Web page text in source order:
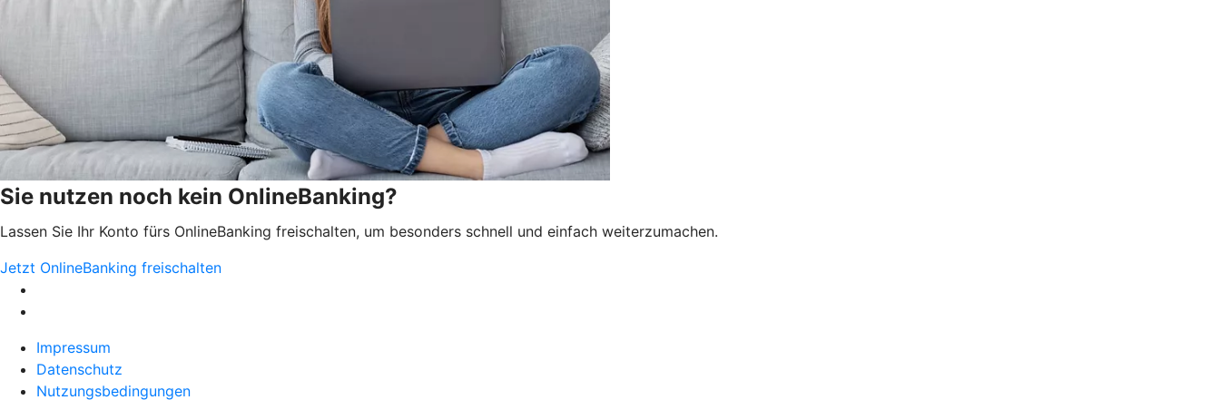
Sie nutzen noch kein OnlineBanking?
Lassen Sie Ihr Konto fürs OnlineBanking freischalten, um besonders schnell und einfach weiterzumachen.
Jetzt OnlineBanking freischalten
Impressum
Datenschutz
Nutzungsbedingungen